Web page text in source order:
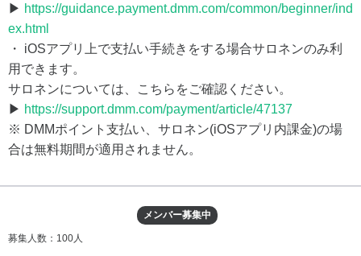
▶ https://guidance.payment.dmm.com/common/beginner/ind
ex.html
・ iOSアプリ上で支払い手続きをする場合サロネンのみ利
用できます。
サロネンについては、こちらをご確認ください。
▶ https://support.dmm.com/payment/article/47137
※ DMMポイント支払い、サロネン(iOSアプリ内課金)の場
合は無料期間が適用されません。
メンバー募集中
募集人数：100人